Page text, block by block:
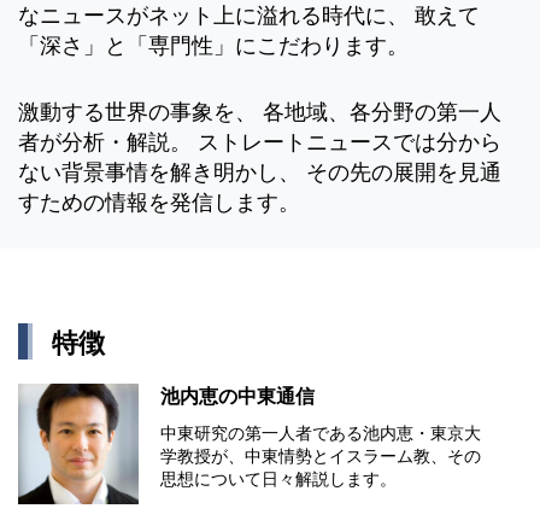
なニュースがネット上に溢れる時代に、 敢えて
「深さ」と「専門性」にこだわります。
激動する世界の事象を、 各地域、各分野の第一人
者が分析・解説。 ストレートニュースでは分から
ない背景事情を解き明かし、 その先の展開を見通
すための情報を発信します。
特徴
池内恵の中東通信
中東研究の第⼀⼈者である池内恵・東京⼤
学教授が、中東情勢とイスラーム教、その
思想について⽇々解説します。